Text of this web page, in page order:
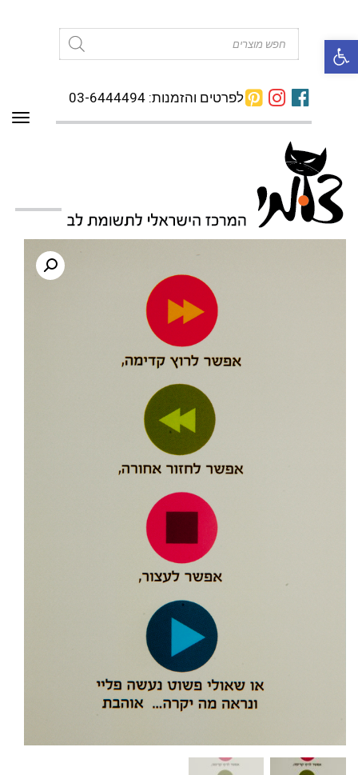
פתח סרגל נגישות
לפרטים והזמנות: 03-6444494